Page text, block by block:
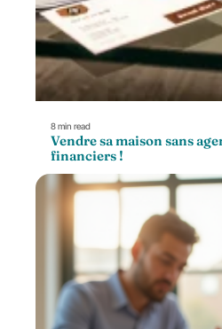
8 min read
Vendre sa maison sans
financiers !